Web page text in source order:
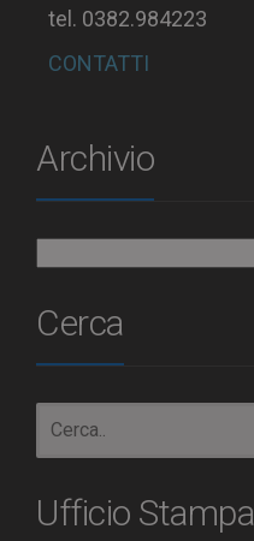
tel. 0382.984223
CONTATTI
Archivio
Cerca
Ufficio Stampa